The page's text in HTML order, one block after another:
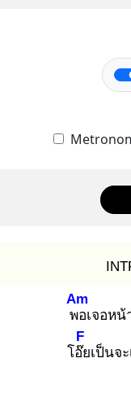
พอ
Am
เจอหน้
โอ๊ย
F
เป็นจ